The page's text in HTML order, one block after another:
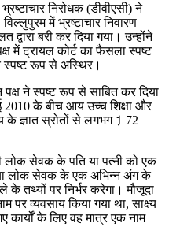
निरोधक (डीवीएसी) ने
में भ्रष्टाचार निवारण
द्वारा बरी कर दिया गया। उन्होंने
में ट्रायल कोर्ट का फैसला स्पष्ट
रूप से अस्थिर।
ने स्पष्ट रूप से साबित कर दिया
के बीच आय उच्च शिक्षा और
ज्ञात स्रोतों से लगभग 1़ 72
लोक सेवक के पति या पत्नी को एक
लोक सेवक के एक अभिन्न अंग के
के तथ्यों पर निर्भर करेगा। मौजूदा
पर व्यवसाय किया गया था, साक्ष्य
कार्यों के लिए वह मात्र एक नाम